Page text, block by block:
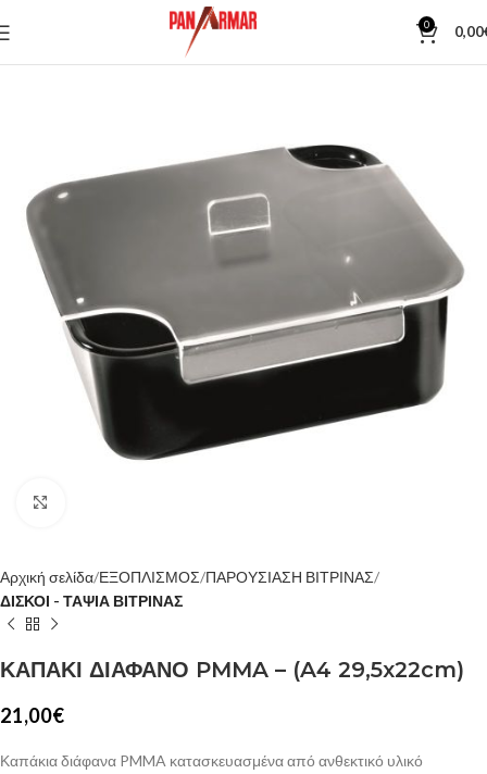
0 0,00
Αρχική σελίδα ΕΞΟΠΛΙΣΜΟΣ ΠΑΡΟΥΣΙΑΣΗ ΒΙΤΡΙΝΑΣ
ΔΙΣΚΟΙ - ΤΑΨΙΑ ΒΙΤΡΙΝΑΣ
ΚΑΠΑΚΙ ΔΙΑΦΑΝΟ PMMA – (A4 29,5x22cm)
21,00€
Καπάκια διάφανα PMMA κατασκευασμένα από ανθεκτικό υλικό